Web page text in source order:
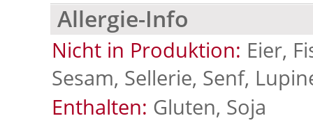
Allergie-Info
Nicht in Produktion: Eier,
Sesam, Sellerie, Senf,
Enthalten: Gluten, Soja